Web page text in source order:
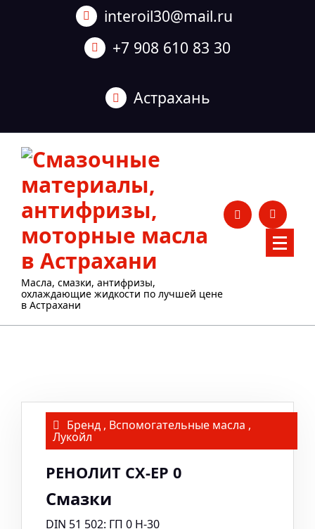
interoil30@mail.ru
+7 908 610 83 30
Астрахань
Масла, смазки, антифризы,
охлаждающие жидкости по лучшей цене
в Астрахани
Бренд , Вспомогательные масла ,
Лукойл
РЕНОЛИТ CX-EP 0
Смазки
DIN 51 502: ГП 0 Н-30